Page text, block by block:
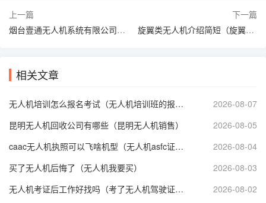
上一篇
烟台壹通无人机系统有限公司（烟台壹通堂 主治什么病）
下一篇
旋翼类无人机介绍简短（旋翼无人机分为哪几种）
相关文章
无人机培训怎么报名考试（无人机培训班的报名条件）
2026-08-07
昆明无人机回收公司有哪些（昆明无人机销售）
2026-08-05
caac无人机执照可以飞啥机型（无人机asfc证书多少钱）
2026-08-04
买了无人机后悔了（无人机我要买）
2026-08-03
无人机考证后工作好找吗（考了无人机驾驶证能从事什么工作）
2026-08-02